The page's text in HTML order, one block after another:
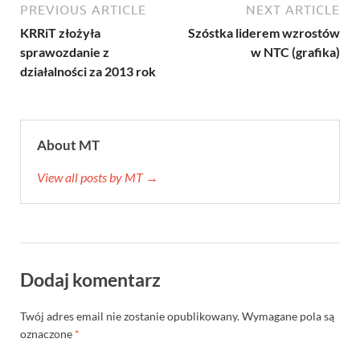
PREVIOUS ARTICLE
KRRiT złożyła
sprawozdanie z
działalności za 2013 rok
NEXT ARTICLE
Szóstka liderem wzrostów
w NTC (grafika)
About MT
View all posts by MT →
Dodaj komentarz
Twój adres email nie zostanie opublikowany.Wymagane pola są
oznaczone *